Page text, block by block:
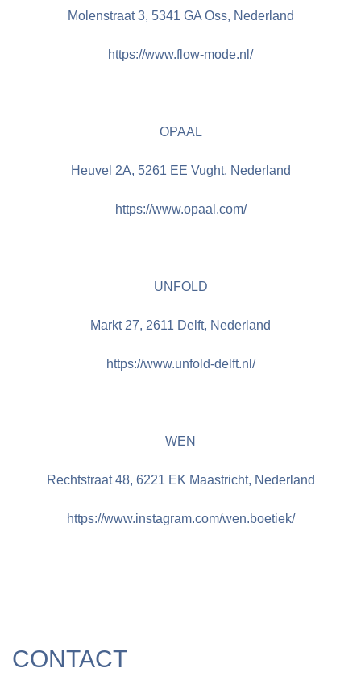
Molenstraat 3, 5341 GA Oss, Nederland
https://www.flow-mode.nl/
OPAAL
Heuvel 2A, 5261 EE Vught, Nederland
https://www.opaal.com/
UNFOLD
Markt 27, 2611 Delft, Nederland
https://www.unfold-delft.nl/
WEN
Rechtstraat 48, 6221 EK Maastricht, Nederland
https://www.instagram.com/wen.boetiek/
CONTACT